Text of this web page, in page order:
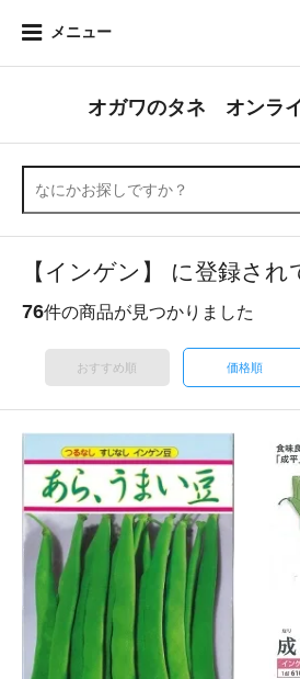
メニュー
オガワのタネ オンラ
【インゲン】 に登録され
76件の商品が見つかりました
おすすめ順 価格順